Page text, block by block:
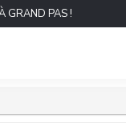
GRAND PAS !